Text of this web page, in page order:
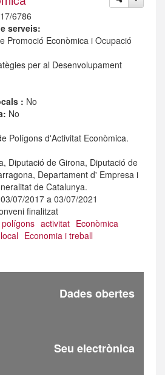
6786
serveis:
Promoció Econòmica i Ocupació
per al Desenvolupament
: No
No
Polígons d'Activitat Econòmica.
Diputació de Girona, Diputació de
Departament d' Empresa i
de Catalunya.
03/07/2017 a 03/07/2021
finalitzat
polígons activitat Econòmica
Economia i treball
Dades obertes
Seu electrònica